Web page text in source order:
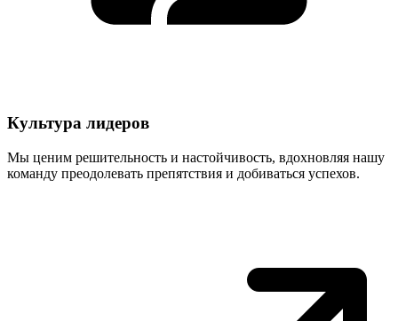
Культура лидеров
Мы ценим решительность и настойчивость, вдохновляя нашу
команду преодолевать препятствия и добиваться успехов.